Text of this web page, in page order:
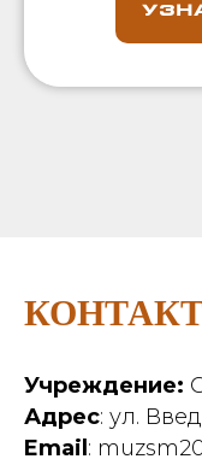
Учреждение:
Адрес: ул.
Email :